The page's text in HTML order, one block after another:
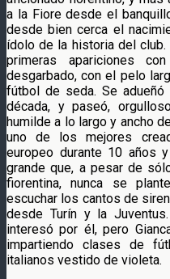
a la Fiore desde el
desde bien cerca el
ídolo de la historia del
primeras apariciones
desgarbado, con el pelo
fútbol de seda. Se
década, y paseó,
humilde a lo largo y ancho
uno de los mejores
europeo durante 10 años
grande que, a pesar de
fiorentina, nunca se
escuchar los cantos de
desde Turín y la
interesó por él, pero
impartiendo clases de
italianos vestido de violeta.